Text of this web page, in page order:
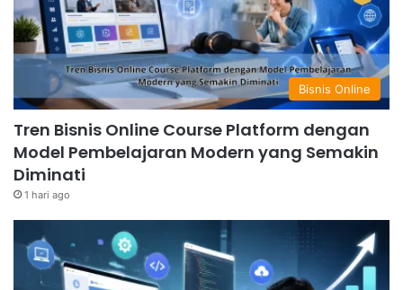
Bisnis Online
Tren Bisnis Online Course Platform dengan
Model Pembelajaran Modern yang Semakin
Diminati
1 hari ago